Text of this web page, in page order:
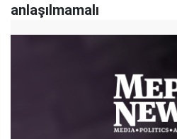
anlaşılmamalı